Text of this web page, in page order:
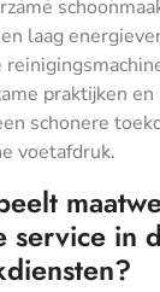
laag
praktijken
schonere
voetafdruk.
service in